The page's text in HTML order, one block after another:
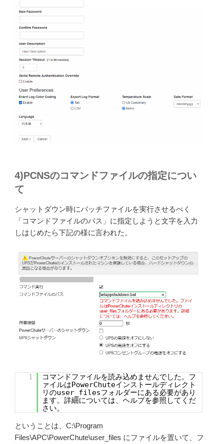
4)PCNSのコマンドファイルの指定につい
て
シャットダウン時にバッチファイルを実行させるべく
「コマンドファイルのパス」に指定しようと文字を入力
しはじめたら下記の様に言われた。
1
コマンドファイルを読み込めませんでした。フ
ァイルはPowerChuteインストールディレクト
リのuser_filesフォルダーにある必要があり
ます。詳細については、ヘルプを参照してくだ
さい。
ということは、C:\Program
Files\APC\PowerChute\user_files にファイルを置いて、フ